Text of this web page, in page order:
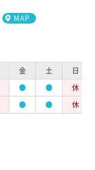
MAP
金 土
日
● ●
休
● ● 休